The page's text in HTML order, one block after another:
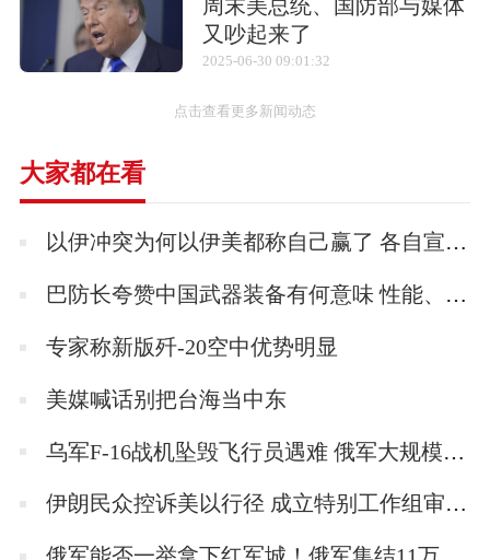
周末美总统、国防部与媒体
又吵起来了
2025-06-30 09:01:32
点击查看更多新闻动态
大家都在看
以伊冲突为何以伊美都称自己赢了 各自宣称胜利的背后
巴防长夸赞中国武器装备有何意味 性能、信任与地缘战略的三重胜利！
专家称新版歼-20空中优势明显
美媒喊话别把台海当中东
乌军F-16战机坠毁飞行员遇难 俄军大规模夜袭所致
伊朗民众控诉美以行径 成立特别工作组审查侵略行为